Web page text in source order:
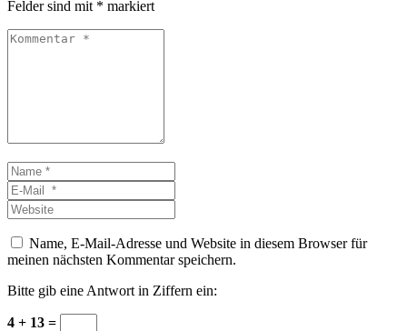
Felder sind mit * markiert
Kommentar
Name
*E-
Mail
*
Website
Name, E-Mail-Adresse und Website in diesem Browser für
meinen nächsten Kommentar speichern.
Bitte gib eine Antwort in Ziffern ein:
4 + 13 =